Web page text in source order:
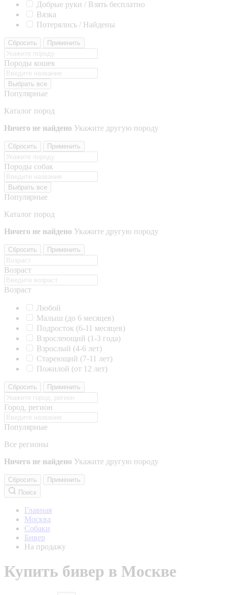
Добрые руки / Взять бесплатно
Вязка
Потерялись / Найдены
Сбросить Применить
Породы кошек
Выбрать все
Популярные
Каталог пород
Ничего не найдено Укажите другую породу
Сбросить Применить
Породы собак
Выбрать все
Популярные
Каталог пород
Ничего не найдено Укажите другую породу
Сбросить Применить
Возраст
Возраст
Любой
Малыш (до 6 месяцев)
Подросток (6-11 месяцев)
Взрослеющий (1-3 года)
Взрослый (4-6 лет)
Стареющий (7-11 лет)
Пожилой (от 12 лет)
Сбросить Применить
Город, регион
Популярные
Все регионы
Ничего не найдено Укажите другую породу
Сбросить
Применить
Поиск
Главная
Москва
Собаки
Бивер
На продажу
Купить бивер в Москве